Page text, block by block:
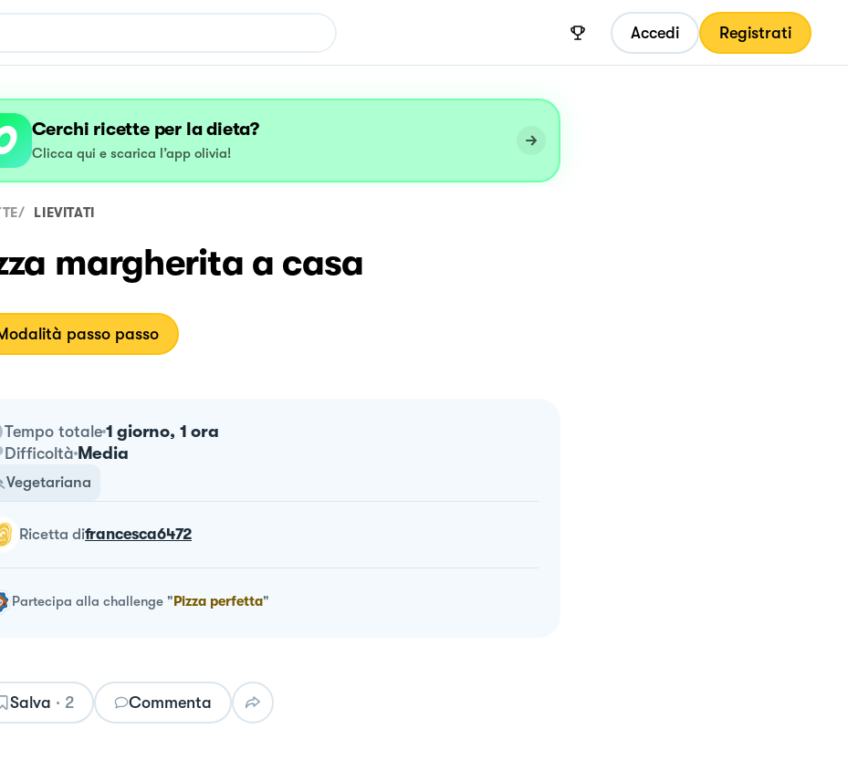
Accedi Registrati
Cerchi ricette per la dieta?
Clicca qui e scarica l’app olivia!
/ LIEVITATI
margherita a casa
passo passo
Tempo totale 1 giorno, 1 ora
Difficoltà Media
Vegetariana
ricetta difrancesca6472
Partecipa alla challenge"Pizza perfetta"
Salva · 2 Commenta